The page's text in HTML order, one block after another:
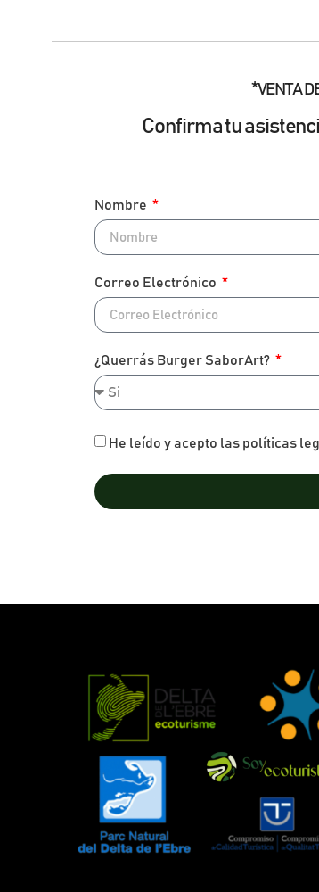
*VENTA
Confirma tu
Nombre
Correo Electrónico
¿Querrás Burger SaborArt?
He leído y acepto las políticas